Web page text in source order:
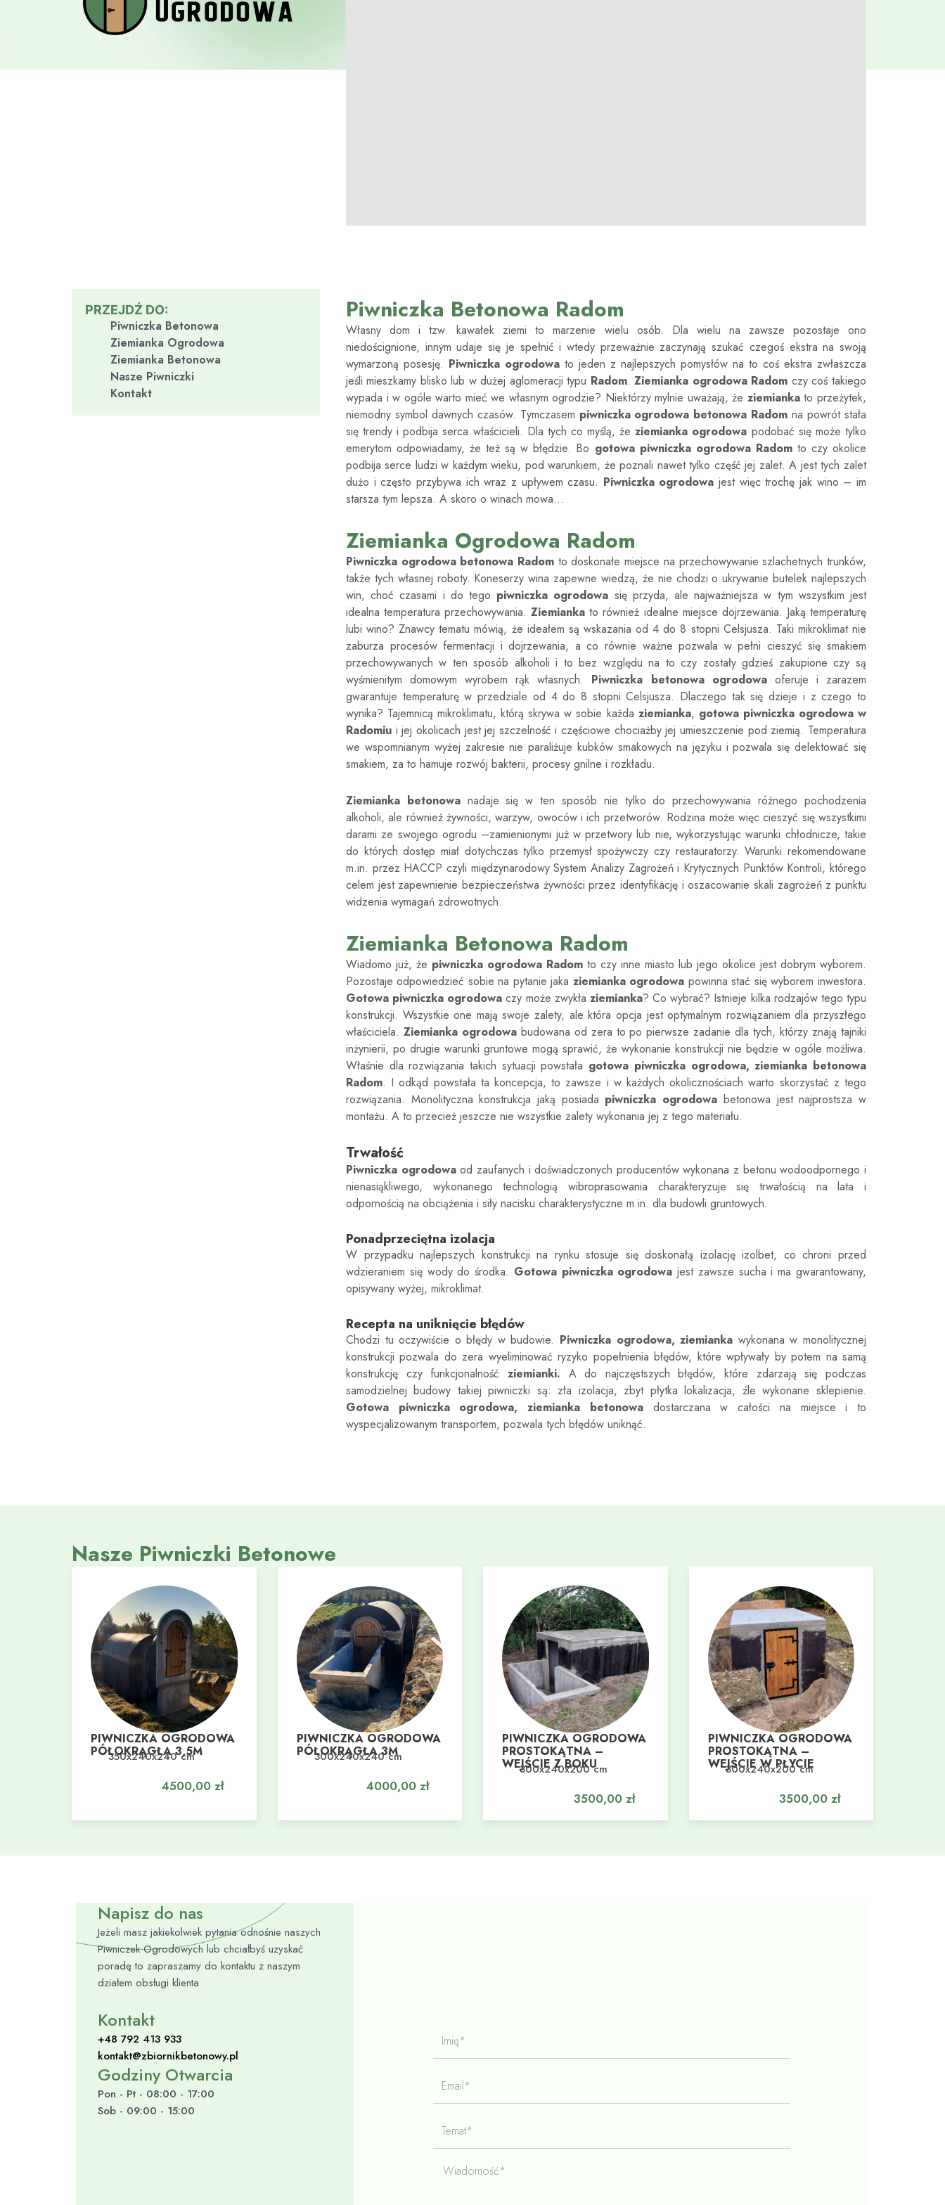
PRZEJDŹ DO:
Piwniczka Betonowa
Ziemianka Ogrodowa
Ziemianka Betonowa
Nasze Piwniczki
Kontakt
Piwniczka Betonowa Radom
Własny dom i tzw. kawałek ziemi to marzenie wielu osób. Dla wielu na zawsze pozostaje ono
niedoścignione, innym udaje się je spełnić i wtedy przeważnie zaczynają szukać czegoś ekstra na swoją
wymarzoną posesję. Piwniczka ogrodowato jeden z najlepszych pomysłów na to coś ekstra zwłaszcza
jeśli mieszkamy blisko lub w dużej aglomeracji typu Radom.Ziemianka ogrodowa Radom czy coś takiego
wypada i w ogóle warto mieć we własnym ogrodzie? Niektórzy mylnie uważają, że ziemiankato przeżytek,
niemodny symbol dawnych czasów. Tymczasem piwniczka ogrodowa betonowa Radomna powrót stała
się trendy i podbija serca właścicieli. Dla tych co myślą, żeziemianka ogrodowa podobać się może tylko
emerytom odpowiadamy, że też są w błędzie. Bo gotowa piwniczka ogrodowa Radom to czy okolice
podbija serce ludzi w każdym wieku, pod warunkiem, że poznali nawet tylko część jej zalet. A jest tych zalet
dużo i często przybywa ich wraz z upływem czasu. Piwniczka ogrodowa jest więc trochę jak wino – im
starsza tym lepsza. A skoro o winach mowa…
Ziemianka Ogrodowa Radom
Piwniczka ogrodowa betonowa Radom to doskonałe miejsce na przechowywanie szlachetnych trunków,
także tych własnej roboty. Koneserzy wina zapewne wiedzą, że nie chodzi o ukrywanie butelek najlepszych
win, choć czasami i do tego piwniczka ogrodowa się przyda, ale najważniejsza w tym wszystkim jest
idealna temperatura przechowywania.Ziemianka to również idealne miejsce dojrzewania. Jaką temperaturę
lubi wino? Znawcy tematu mówią, że ideałem są wskazania od 4 do 8 stopni Celsjusza. Taki mikroklimat nie
zaburza procesów fermentacji i dojrzewania, a co równie ważne pozwala w pełni cieszyć się smakiem
przechowywanych w ten sposób alkoholi i to bez względu na to czy zostały gdzieś zakupione czy są
wyśmienitym domowym wyrobem rąk własnych. Piwniczka betonowa ogrodowaoferuje i zarazem
gwarantuje temperaturę w przedziale od 4 do 8 stopni Celsjusza. Dlaczego tak się dzieje i z czego to
wynika? Tajemnicą mikroklimatu, którą skrywa w sobie każda ziemianka, gotowa piwniczka ogrodowa w
Radomiu i jej okolicach jest jej szczelność i częściowe chociażby jej umieszczenie pod ziemią. Temperatura
we wspomnianym wyżej zakresie nie paraliżuje kubków smakowych na języku i pozwala się delektować się
smakiem, za to hamuje rozwój bakterii, procesy gnilne i rozkładu.
Ziemianka betonowanadaje się w ten sposób nie tylko do przechowywania różnego pochodzenia
alkoholi, ale również żywności, warzyw, owoców i ich przetworów. Rodzina może więc cieszyć się wszystkimi
darami ze swojego ogrodu –zamienionymi już w przetwory lub nie, wykorzystując warunki chłodnicze, takie
do których dostęp miał dotychczas tylko przemysł spożywczy czy restauratorzy. Warunki rekomendowane
m.in. przez HACCP czyli międzynarodowy System Analizy Zagrożeń i Krytycznych Punktów Kontroli, którego
celem jest zapewnienie bezpieczeństwa żywności przez identyfikację i oszacowanie skali zagrożeń z punktu
widzenia wymagań zdrowotnych.
Ziemianka Betonowa Radom
Wiadomo już, że piwniczka ogrodowa Radom to czy inne miasto lub jego okolice jest dobrym wyborem.
Pozostaje odpowiedzieć sobie na pytanie jaka ziemianka ogrodowa powinna stać się wyborem inwestora.
Gotowa piwniczka ogrodowa czy może zwykła ziemianka? Co wybrać? Istnieje kilka rodzajów tego typu
konstrukcji. Wszystkie one mają swoje zalety, ale która opcja jest optymalnym rozwiązaniem dla przyszłego
właściciela. Ziemianka ogrodowabudowana od zera to po pierwsze zadanie dla tych, którzy znają tajniki
inżynierii, po drugie warunki gruntowe mogą sprawić, że wykonanie konstrukcji nie będzie w ogóle możliwa.
Właśnie dla rozwiązania takich sytuacji powstała gotowa piwniczka ogrodowa, ziemianka betonowa
Radom. I odkąd powstała ta koncepcja, to zawsze i w każdych okolicznościach warto skorzystać z tego
rozwiązania. Monolityczna konstrukcja jaką posiada piwniczka ogrodowa betonowa jest najprostsza w
montażu. A to przecież jeszcze nie wszystkie zalety wykonania jej z tego materiału.
Trwałość
Piwniczka ogrodowaod zaufanych i doświadczonych producentów wykonana z betonu wodoodpornego i
nienasiąkliwego, wykonanego technologią wibroprasowania charakteryzuje się trwałością na lata i
odpornością na obciążenia i siły nacisku charakterystyczne m.in. dla budowli gruntowych.
Ponadprzeciętna izolacja
W przypadku najlepszych konstrukcji na rynku stosuje się doskonałą izolację izolbet, co chroni przed
wdzieraniem się wody do środka. Gotowa piwniczka ogrodowa jest zawsze sucha i ma gwarantowany,
opisywany wyżej, mikroklimat.
Recepta na uniknięcie błędów
Chodzi tu oczywiście o błędy w budowie. Piwniczka ogrodowa, ziemianka wykonana w monolitycznej
konstrukcji pozwala do zera wyeliminować ryzyko popełnienia błędów, które wpływały by potem na samą
konstrukcję czy funkcjonalność ziemianki. A do najczęstszych błędów, które zdarzają się podczas
samodzielnej budowy takiej piwniczki są: zła izolacja, zbyt płytka lokalizacja, źle wykonane sklepienie.
Gotowa piwniczka ogrodowa, ziemianka betonowadostarczana w całości na miejsce i to
wyspecjalizowanym transportem, pozwala tych błędów uniknąć.
Nasze Piwniczki Betonowe
PIWNICZKA OGRODOWA
PÓŁOKRĄGŁA 3,5M
350x240x240 cm
4500,00 zł
Dodaj do koszyka
PIWNICZKA OGRODOWA
PÓŁOKRĄGŁA 3M
300x240x240 cm
4000,00 zł
Dodaj do koszyka
PIWNICZKA OGRODOWA
PROSTOKĄTNA –
WEJŚCIE Z BOKU
300x240x200 cm
3500,00 zł
Dodaj do koszyka
PIWNICZKA OGRODOWA
PROSTOKĄTNA –
WEJŚCIE W PŁYCIE
300x240x200 cm
3500,00 zł
Dodaj do koszyka
Napisz do nas
Jeżeli masz jakiekolwiek pytania odnośnie naszych
Piwniczek Ogrodowych lub chciałbyś uzyskać
poradę to zapraszamy do kontaktu z naszym
działem obsługi klienta
Kontakt
+48 792 413 933
kontakt@zbiornikbetonowy.pl
Godziny Otwarcia
Pon - Pt - 08:00 - 17:00
Sob - 09:00 - 15:00
Email*
Wiadomość*